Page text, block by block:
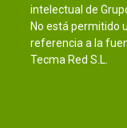
intelectual de
No está permitido
referencia a la
Tecma Red S.L.